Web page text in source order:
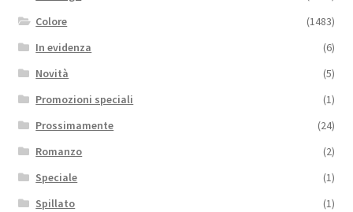
Colore
(1483)
In evidenza
(6)
Novità
(5)
Promozioni speciali
(1)
Prossimamente
(24)
Romanzo
(2)
Speciale
(1)
Spillato
(1)